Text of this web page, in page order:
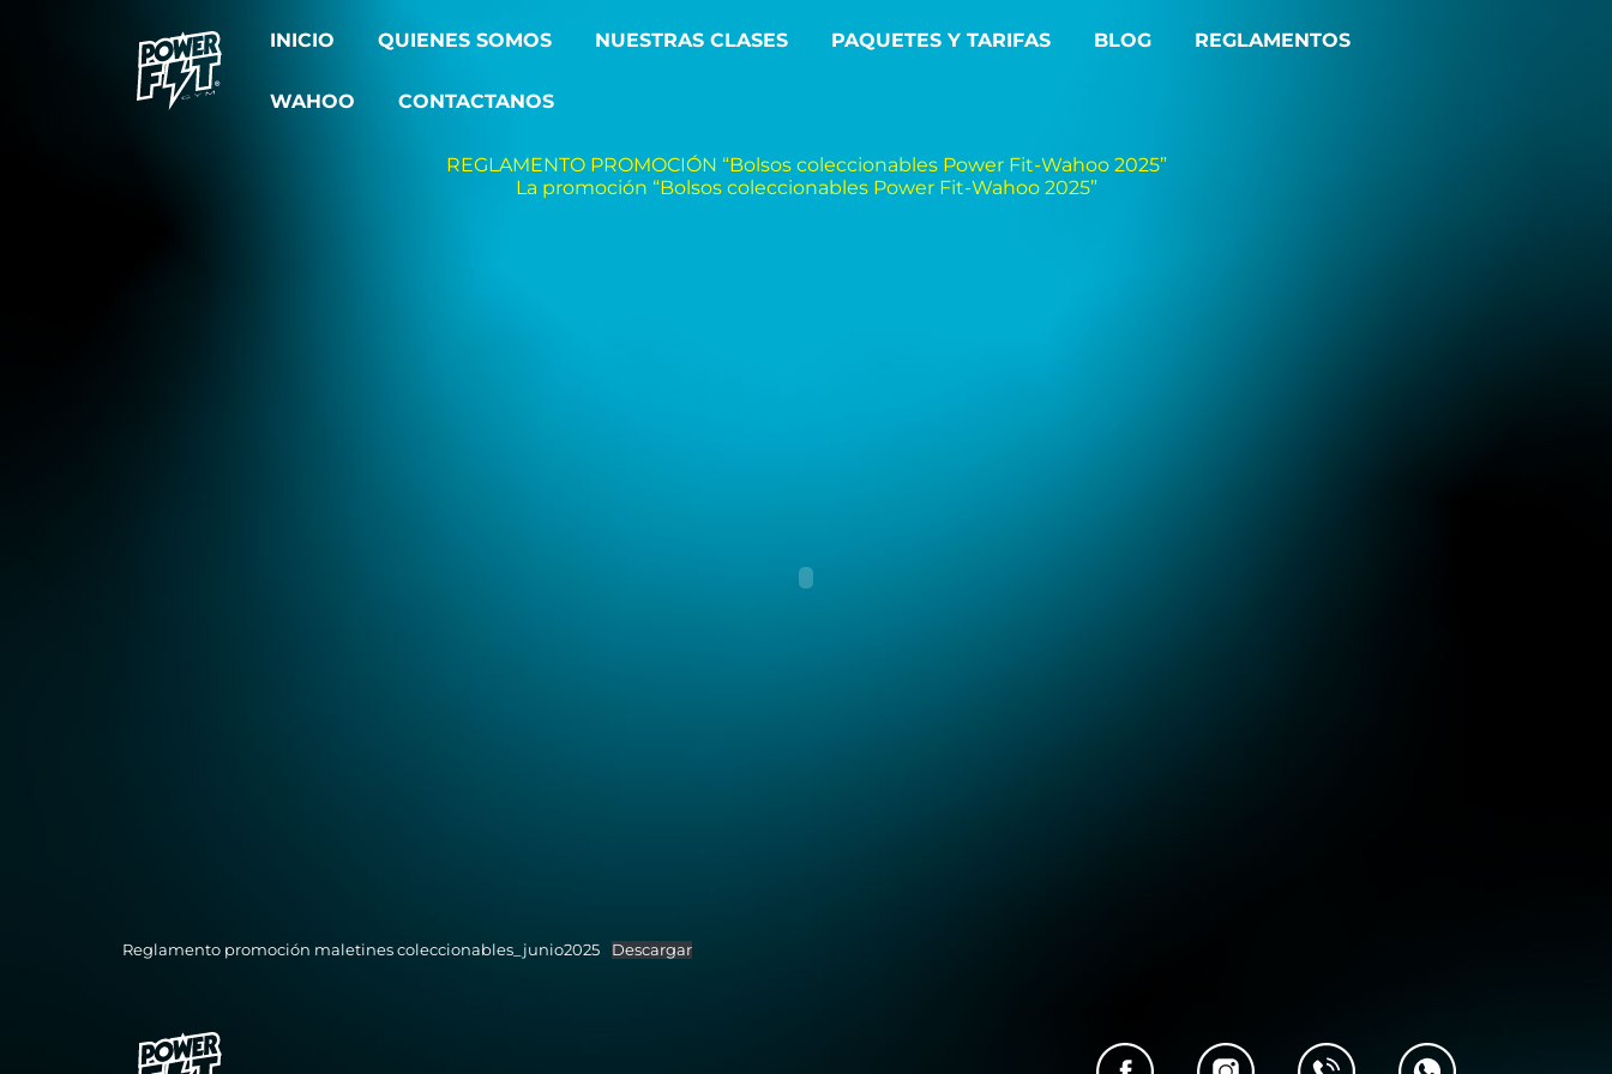
INICIO QUIENES SOMOS NUESTRAS CLASES PAQUETES Y TARIFAS BLOG REGLAMENTOS
WAHOO CONTACTANOS
REGLAMENTO PROMOCIÓN “Bolsos coleccionables Power Fit-Wahoo 2025”
La promoción “Bolsos coleccionables Power Fit-Wahoo 2025”
Reglamento promoción maletines coleccionables_junio2025 Descargar